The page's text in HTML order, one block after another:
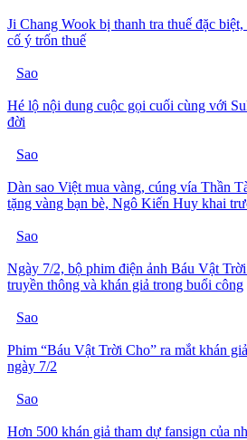
Ji Chang Wook bị thanh tra thuế đặc
cố ý trốn thuế
Sao
Hé lộ nội dung cuộc gọi cuối cùng với
đời
Sao
Dàn sao Việt mua vàng, cúng vía Thần
tặng vàng bạn bè, Ngô Kiến Huy khai
Sao
Ngày 7/2, bộ phim điện ảnh Báu Vật
truyền thông và khán giả trong buổi công
Sao
Phim “Báu Vật Trời Cho” ra mắt khán
ngày 7/2
Sao
Hơn 500 khán giả tham dự fansign của